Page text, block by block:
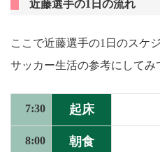
近藤選手の1日の流れ
ここで近藤選手の1日のスケ
サッカー生活の参考にしてみ
7:30 起床
8:00 朝食